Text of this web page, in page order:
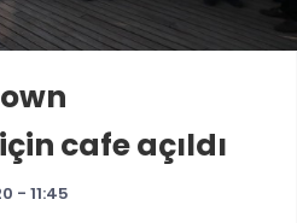
cafe açıldı
- 11:45